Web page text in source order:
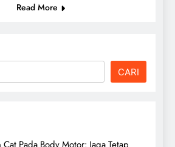
Read More
CARI